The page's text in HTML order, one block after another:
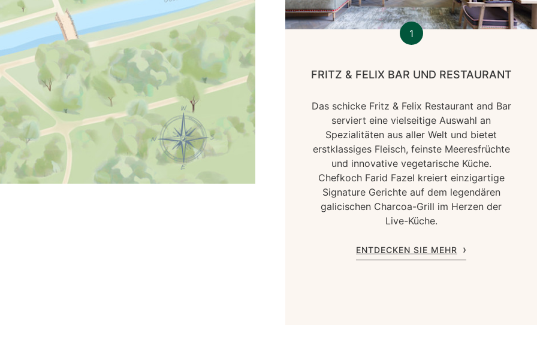
1
FRITZ & FELIX BAR UND RESTAURANT
Das schicke Fritz & Felix Restaurant and Bar
serviert eine vielseitige Auswahl an
Spezialitäten aus aller Welt und bietet
erstklassiges Fleisch, feinste Meeresfrüchte
und innovative vegetarische Küche.
Chefkoch Farid Fazel kreiert einzigartige
Signature Gerichte auf dem legendären
galicischen Charcoa-Grill im Herzen der
Live-Küche.
ENTDECKEN SIE MEHR